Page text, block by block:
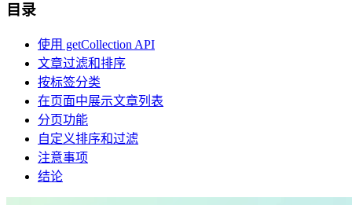
目录
使用 getCollection API
文章过滤和排序
按标签分类
在页面中展示文章列表
分页功能
自定义排序和过滤
注意事项
结论